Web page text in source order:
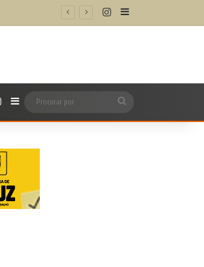
InstagramBarra Lateral
InstagramBarra Lateral
por